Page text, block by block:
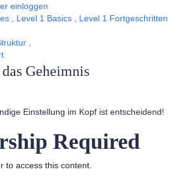
einloggen
Level 1 Basics
Level 1 Fortgeschritten
Geheimnis
Einstellung im Kopf ist entscheidend!
Required
to access this content.